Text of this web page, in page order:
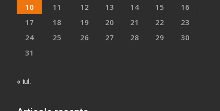
10
11 12 13 14 15
16
17
18 19 20 21 22
23
24
25 26 27 28 29
30
31
« iul.